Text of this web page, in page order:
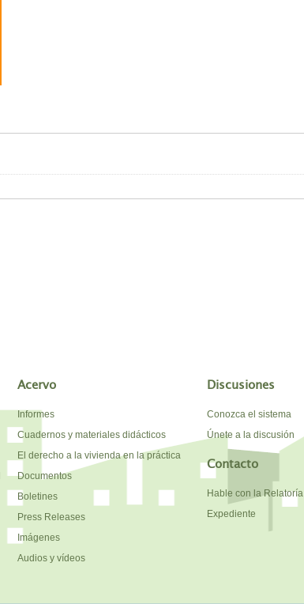
Acervo
Informes
Cuadernos y materiales didácticos
El derecho a la vivienda en la práctica
Documentos
Boletines
Press Releases
Imágenes
Audios y vídeos
Discusiones
Conozca el sistema
Únete a la discusión
Contacto
Hable con la Relatoría
Expediente